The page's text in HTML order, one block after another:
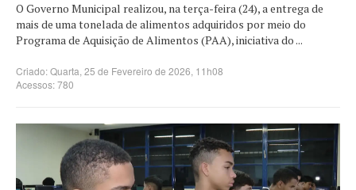
O Governo Municipal realizou, na terça-feira (24), a entrega de
mais de uma tonelada de alimentos adquiridos por meio do
Programa de Aquisição de Alimentos (PAA), iniciativa do ...
Criado: Quarta, 25 de Fevereiro de 2026, 11h08
Acessos: 780